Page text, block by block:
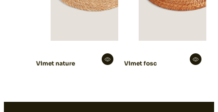
Vimet nature Vimet fosc